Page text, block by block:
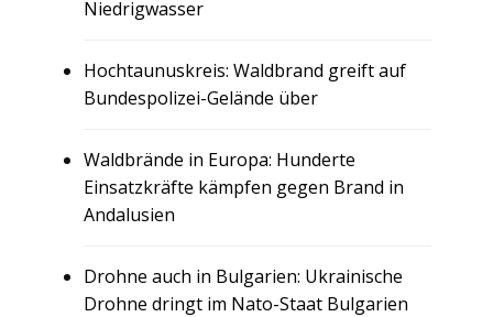
Niedrigwasser
Hochtaunuskreis: Waldbrand greift auf
Bundespolizei-Gelände über
Waldbrände in Europa: Hunderte
Einsatzkräfte kämpfen gegen Brand in
Andalusien
Drohne auch in Bulgarien: Ukrainische
Drohne dringt im Nato-Staat Bulgarien